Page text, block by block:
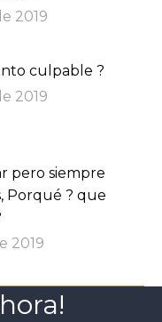
2019
culpable ?
2019
pero siempre
Porqué ? que
2019